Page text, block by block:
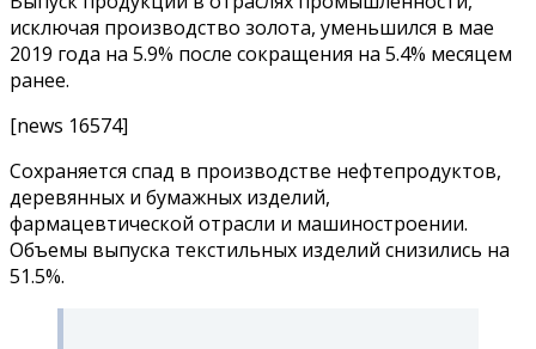
исключая производство золота, уменьшился в мае
2019 года на 5.9% после сокращения на 5.4% месяцем
ранее.
[news 16574]
Сохраняется спад в производстве нефтепродуктов,
деревянных и бумажных изделий,
фармацевтической отрасли и машиностроении.
Объемы выпуска текстильных изделий снизились на
51.5%.